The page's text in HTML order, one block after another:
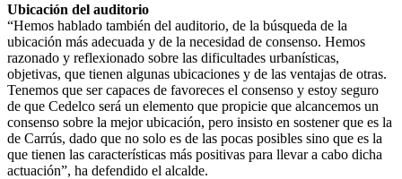
Ubicación del auditorio
“Hemos hablado también del auditorio, de la búsqueda de la
ubicación más adecuada y de la necesidad de consenso. Hemos
razonado y reflexionado sobre las dificultades urbanísticas,
objetivas, que tienen algunas ubicaciones y de las ventajas de otras.
Tenemos que ser capaces de favoreces el consenso y estoy seguro
de que Cedelco será un elemento que propicie que alcancemos un
consenso sobre la mejor ubicación, pero insisto en sostener que es la
de Carrús, dado que no solo es de las pocas posibles sino que es la
que tienen las características más positivas para llevar a cabo dicha
actuación”, ha defendido el alcalde.